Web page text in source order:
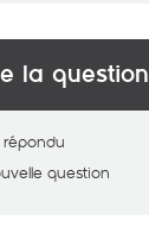
la question
question